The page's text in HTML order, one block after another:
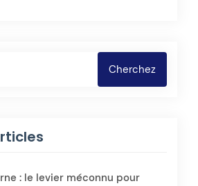
Cherchez
: le levier méconnu pour